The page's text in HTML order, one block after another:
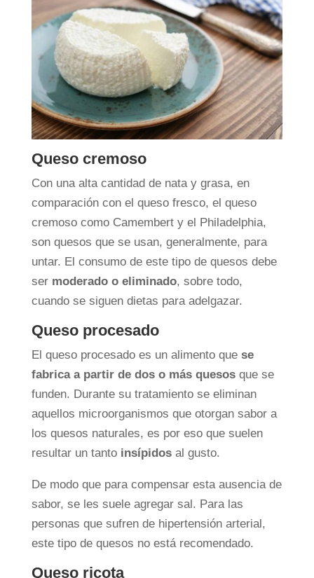
Queso cremoso
Con una alta cantidad de nata y grasa, en
comparación con el queso fresco, el queso
cremoso como Camembert y el Philadelphia,
son quesos que se usan, generalmente, para
untar. El consumo de este tipo de quesos debe
ser moderado o eliminado, sobre todo,
cuando se siguen dietas para adelgazar.
Queso procesado
El queso procesado es un alimento que se
fabrica a partir de dos o más quesosque se
funden. Durante su tratamiento se eliminan
aquellos microorganismos que otorgan sabor a
los quesos naturales, es por eso que suelen
resultar un tanto insípidosal gusto.
De modo que para compensar esta ausencia de
sabor, se les suele agregar sal. Para las
personas que sufren de hipertensión arterial,
este tipo de quesos no está recomendado.
Queso ricota